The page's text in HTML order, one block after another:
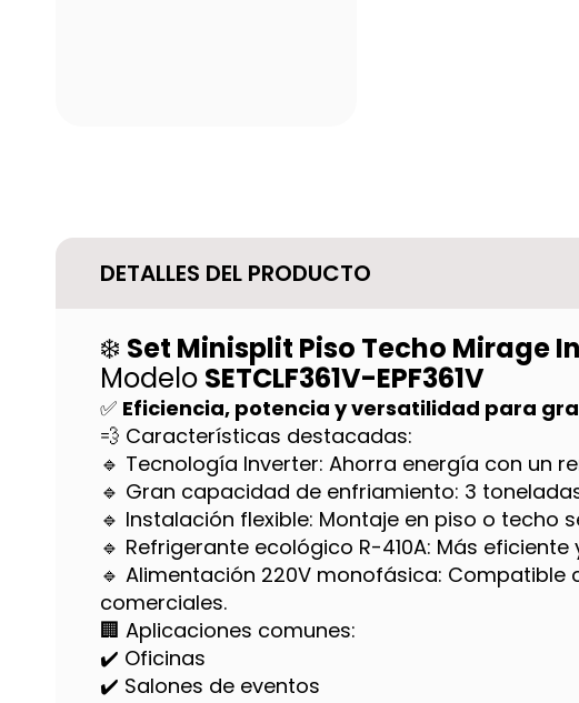
DETALLES DEL PRODUCTO
❄️ Set Minisplit Piso Techo Mirage
Modelo SETCLF361V-EPF361V
✅ Eficiencia, potencia y versatilidad para
💨 Características destacadas:
🔹 Tecnología Inverter: Ahorra energía con un
🔹 Gran capacidad de enfriamiento: 3
🔹 Instalación flexible: Montaje en piso o techo
🔹 Refrigerante ecológico R-410A: Más
🔹 Alimentación 220V monofásica:
comerciales.
🏢 Aplicaciones comunes:
✔️ Oficinas
✔️ Salones de eventos